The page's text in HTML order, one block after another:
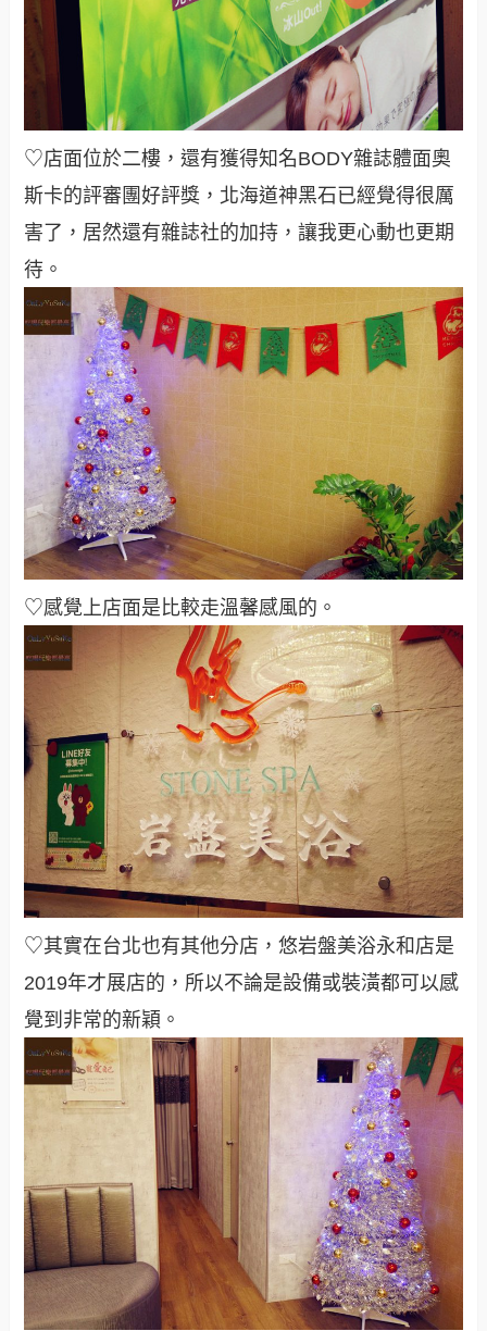
♡店面位於二樓，還有獲得知名BODY雜誌體面奧
斯卡的評審團好評獎，北海道神黑石已經覺得很厲
害了，居然還有雜誌社的加持，讓我更心動也更期
待。
♡感覺上店面是比較走溫馨感風的。
♡其實在台北也有其他分店，悠岩盤美浴永和店是
2019年才展店的，所以不論是設備或裝潢都可以感
覺到非常的新穎。